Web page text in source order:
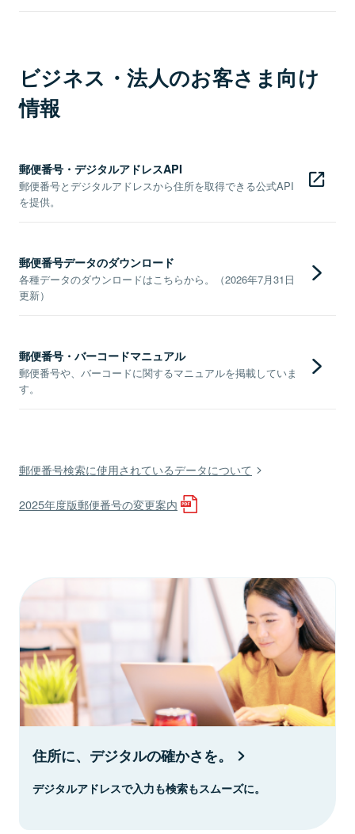
ビジネス・法人のお客さま向け
情報
郵便番号・デジタルアドレスAPI
郵便番号とデジタルアドレスから住所を取得できる公式API
を提供。
郵便番号データのダウンロード
各種データのダウンロードはこちらから。（2026年7月31日
更新）
郵便番号・バーコードマニュアル
郵便番号や、バーコードに関するマニュアルを掲載していま
す。
郵便番号検索に使用されているデータについて
2025年度版郵便番号の変更案内
住所に、デジタルの確かさを。
デジタルアドレスで入力も検索もスムーズに。